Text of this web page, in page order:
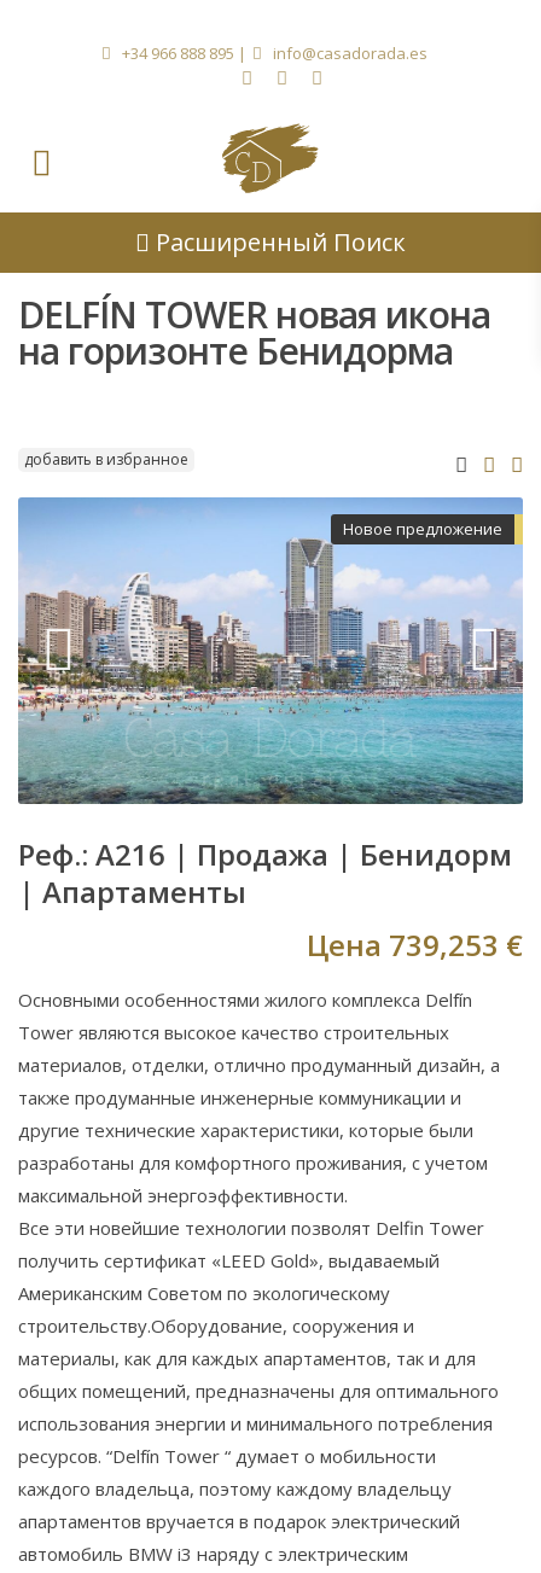
+34 966 888 895 | info@casadorada.es
Расширенный Поиск
DELFÍN TOWER новая икона
на горизонте Бенидорма
добавить в избранное
Новое предложение
Реф.: A216 | Продажа | Бенидорм
| Апартаменты
Цена 739,253 €
Основными особенностями жилого комплекса Delfín
Tower являются высокое качество строительных
материалов, отделки, отлично продуманный дизайн, а
также продуманные инженерные коммуникации и
другие технические характеристики, которые были
разработаны для комфортного проживания, с учетом
максимальной энергоэффективности.
Все эти новейшие технологии позволят Delfin Tower
получить сертификат «LEED Gold», выдаваемый
Американским Советом по экологическому
строительству.Оборудование, сооружения и
материалы, как для каждых апартаментов, так и для
общих помещений, предназначены для оптимального
использования энергии и минимального потребления
ресурсов. “Delfín Tower “ думает о мобильности
каждого владельца, поэтому каждому владельцу
апартаментов вручается в подарок электрический
автомобиль BMW i3 наряду с электрическим